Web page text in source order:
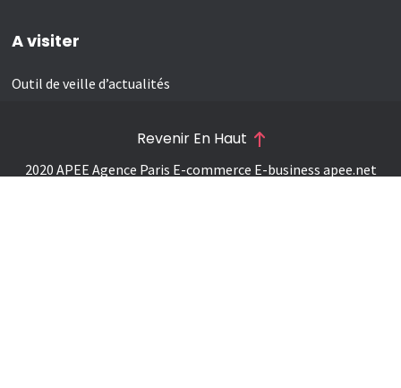
A visiter
Outil de veille d’actualités
2020 APEE Agence Paris E-commerce E-business apee.net
Revenir En Haut